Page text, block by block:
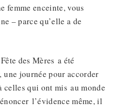
femme enceinte, vous
– parce qu’elle a de
des Mères a été
journée pour accorder
qui ont mis au monde
l’évidence même, il